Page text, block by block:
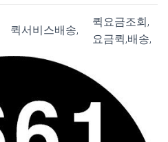
퀵서비스배송,
퀵요금조회,
요금퀵,배송,